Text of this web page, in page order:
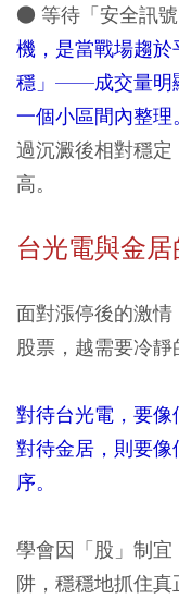
● 等待「安全訊號
機，是當戰場趨
穩」——成交量明
一個小區間內整理。
過沉澱後相對穩
高。
台光電與金
面對漲停後的激
股票，越需要冷靜
對待台光電，要像
對待金居，則要
序。
學會因「股」制
阱，穩穩地抓住真